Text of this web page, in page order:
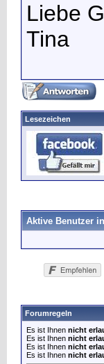
Liebe
Tina
Lesezeichen
Aktive Benutzer
Forumregeln
Es ist Ihnen nicht
Es ist Ihnen nicht
Es ist Ihnen nicht
Es ist Ihnen nicht